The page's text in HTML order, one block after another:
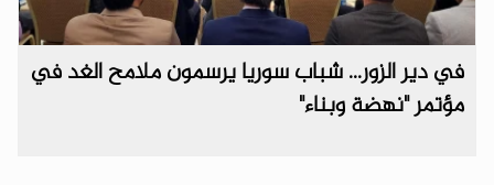
في دير الزور... شباب سوريا يرسمون ملامح الغد في
مؤتمر "نهضة وبناء"